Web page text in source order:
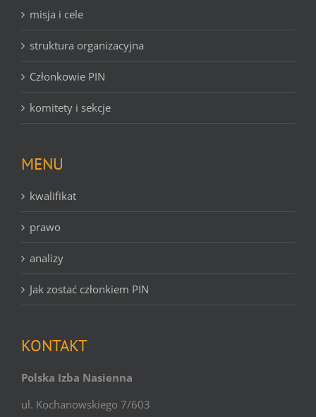
misja i cele
struktura organizacyjna
Członkowie PIN
komitety i sekcje
MENU
kwalifikat
prawo
analizy
Jak zostać członkiem PIN
KONTAKT
Polska Izba Nasienna
ul. Kochanowskiego 7/603